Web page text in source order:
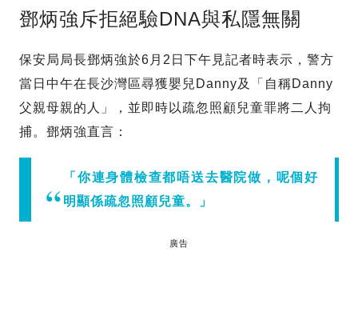
鄧炳強斥拒絕驗DNA與私隱無關
保安局局長鄧炳強於6月2日下午見記者時表示，警方
當日中午在長沙灣區尋獲嬰兒Danny及「自稱Danny
父親母親的人」，並即時以疏忽照顧兒童罪將二人拘
捕。鄧炳強直言：
「你連身體檢查都唔送去醫院做，呢個好
明顯係疏忽照顧兒童。」
廣告